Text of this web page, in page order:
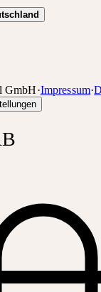
GmbH·Impressum·